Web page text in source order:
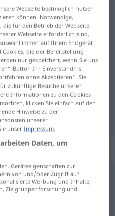
ohnege>
anklicken/antippen)
,neutralisieren
Webseite bestmöglich nutzen
können. Notwendige,
die für den Betrieb der Webseite
Webseite erforderlich sind,
immer auf Ihrem Endgerät
die der Bereitstellung
nur gespeichert, wenn Sie uns
Button Ihr Einverständnis
ohne Akzeptieren“. Sie
zukünftige Besuche unserer
Informationen zu den Cookies
klicken Sie einfach auf den
Hinweise zu der
unserer
unserImpressum.
Daten, um
Geräteeigenschaften zur
von und/oder Zugriff auf
Werbung und Inhalte,
Zielgruppenforschung und